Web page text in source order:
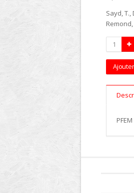
Sayd, T.,
PFEM